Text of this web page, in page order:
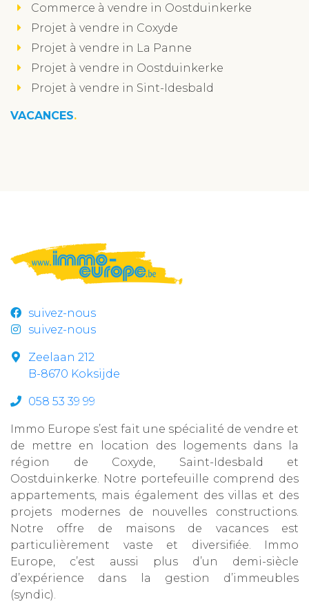
Commerce à vendre in Oostduinkerke
Projet à vendre in Coxyde
Projet à vendre in La Panne
Projet à vendre in Oostduinkerke
Projet à vendre in Sint-Idesbald
VACANCES
suivez-nous
suivez-nous
Zeelaan 212
B-8670 Koksijde
058 53 39 99
Immo Europe s’est fait une spécialité de vendre et
de mettre en location des logements dans la
région de Coxyde, Saint-Idesbald et
Oostduinkerke. Notre portefeuille comprend des
appartements, mais également des villas et des
projets modernes de nouvelles constructions.
Notre offre de maisons de vacances est
particulièrement vaste et diversifiée. Immo
Europe, c’est aussi plus d’un demi-siècle
d’expérience dans la gestion d’immeubles
(syndic).